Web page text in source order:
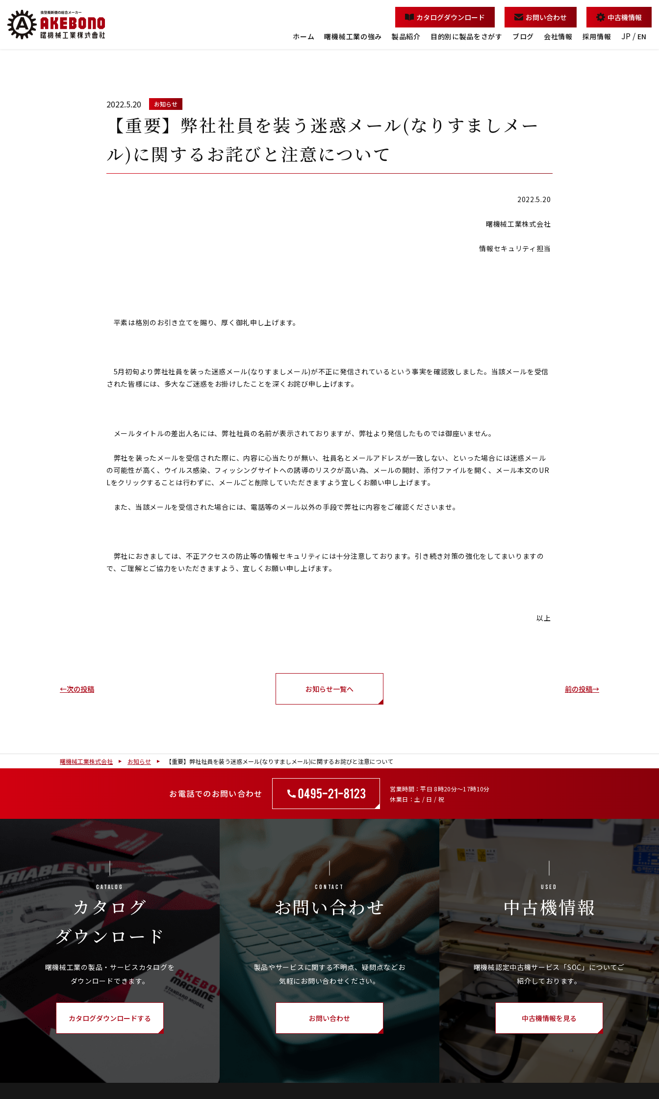
ホーム 曙機械工業の強み 製品紹介 目的別に製品をさがす ブログ 会社情報 採用情報 JP / EN
カタログダウンロード お問い合わせ 中古機情報
2022.5.20 お知らせ
【重要】弊社社員を装う迷惑メール(なりすましメー
ル)に関するお詫びと注意について
2022.5.20
曙機械工業株式会社
情報セキュリティ担当
平素は格別のお引き立てを賜り、厚く御礼申し上げます。
5月初旬より弊社社員を装った迷惑メール(なりすましメール)が不正に発信されているという事実を確認致しました。当該メールを受信
された皆様には、多大なご迷惑をお掛けしたことを深くお詫び申し上げます。
メールタイトルの差出人名には、弊社社員の名前が表示されておりますが、弊社より発信したものでは御座いません。
弊社を装ったメールを受信された際に、内容に心当たりが無い、社員名とメールアドレスが一致しない、といった場合には迷惑メール
の可能性が高く、ウイルス感染、フィッシングサイトへの誘導のリスクが高い為、
メールの開封、添付ファイルを開く、メール本文のUR
Lをクリックすることは行わずに、メールごと削除 していただきますよう宜しくお願い申し上げます。
また、当該メールを受信された場合には、電話等のメール以外の手段で弊社に内容をご確認くださいませ。
弊社におきましては、不正アクセスの防止等の情報セキュリティには十分注意しております。引き続き対策の強化をしてまいりますの
で、ご理解とご協力をいただきますよう、宜しくお願い申し上げます。
以上
←次の投稿 前の投稿→
お知らせ一覧へ
曙機械工業株式会社 お知らせ 【重要】弊社社員を装う迷惑メール(なりすましメール)に関するお詫びと注意について
お電話でのお問い合わせ 営業時間
平日 8時20分～17時10分
休業日
土 / 日 / 祝
Catalog
カタログ
ダウンロード
カタログダウンロードする
Contact
お問い合わせ
お問い合わせ
Used
中古機情報
中古機情報を見る